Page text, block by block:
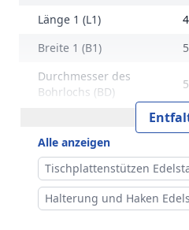
Länge 1 (L1)
Breite 1 (B1)
Durchmesser des
Bohrlochs (BD)
Alle anzeigen
Tischplattenstützen
Halterung und Haken